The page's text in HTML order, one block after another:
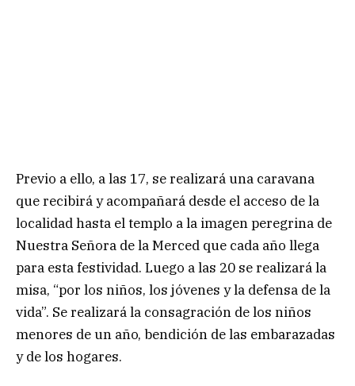
Previo a ello, a las 17, se realizará una caravana
que recibirá y acompañará desde el acceso de la
localidad hasta el templo a la imagen peregrina de
Nuestra Señora de la Merced que cada año llega
para esta festividad. Luego a las 20 se realizará la
misa, “por los niños, los jóvenes y la defensa de la
vida”. Se realizará la consagración de los niños
menores de un año, bendición de las embarazadas
y de los hogares.